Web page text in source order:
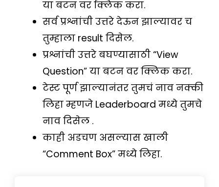
या बटन वर क्लिक करा.
सर्व प्रश्नांची उत्तरे देऊन झाल्यावर च
तुम्हाला result दिसेल.
प्रश्नांची उत्तरे बघण्यासाठी “View
Question” या बटन वर क्लिक करा.
टेस्ट पूर्ण झाल्यानंतर तुमचं नाव नक्की
लिहा म्हणजे Leaderboard मध्ये तुमचे
नाव दिसेल .
काही अडचण असल्यास खाली
“Comment Box” मध्ये लिहा.